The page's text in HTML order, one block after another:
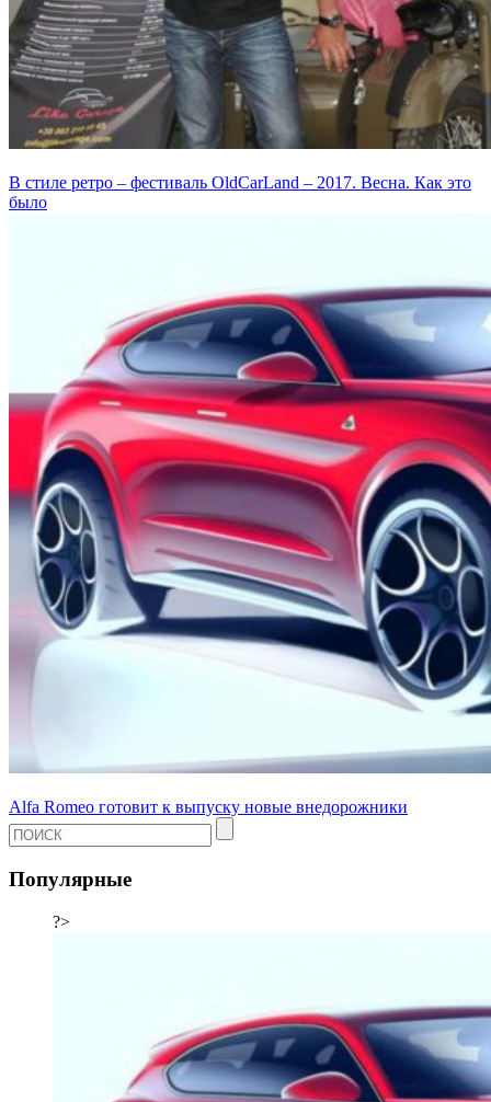
В стиле ретро – фестиваль OldCarLand – 2017. Весна. Как это
было
Alfa Romeo готовит к выпуску новые внедорожники
Популярные
?>